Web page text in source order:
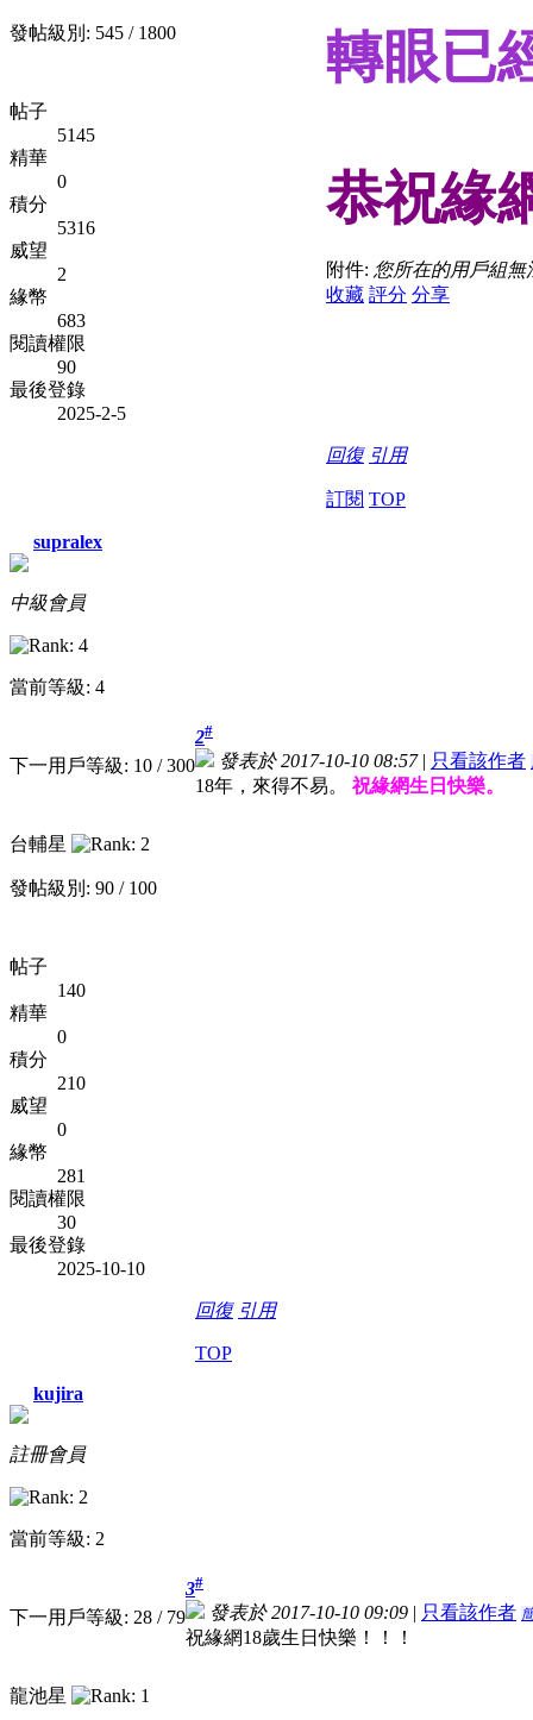
發帖級別: 545 / 1800
帖子
5145
精華
0
積分
5316
威望
2
緣幣
683
閱讀權限
90
最後登錄
2025-2-5
轉眼已
恭祝緣
附件: 您所在的用戶組
收藏 評分 分享
回復 引用
訂閱 TOP
supralex
中級會員
當前等級: 4
下一用戶等級: 10 / 300
台輔星
發帖級別: 90 / 100
帖子
140
精華
0
積分
210
威望
0
緣幣
281
閱讀權限
30
最後登錄
2025-10-10
2#
發表於 2017-10-10 08:57| 只看該作者
18年，來得不易。祝緣網生日快樂。
回復 引用
TOP
kujira
註冊會員
當前等級: 2
下一用戶等級: 28 / 79
龍池星
3#
發表於 2017-10-10 09:09 | 只看該作者
祝緣網18歲生日快樂！！！